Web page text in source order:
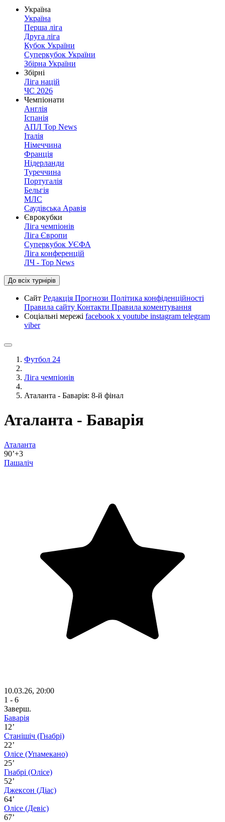
Україна
Україна
Перша ліга
Друга ліга
Кубок України
Суперкубок України
Збірна України
Збірні
Ліга націй
ЧС 2026
Чемпіонати
Англія
Іспанія
АПЛ Top News
Італія
Німеччина
Франція
Нідерланди
Туреччина
Португалія
Бельгія
МЛС
Саудівська Аравія
Єврокубки
Ліга чемпіонів
Ліга Європи
Суперкубок УЄФА
Ліга конференцій
ЛЧ - Top News
До всіх турнірів
Сайт Редакція Прогнози Політика конфіденційності
Правила сайту Контакти Правила коментування
Соціальні мережі facebook x youtube instagram telegram
viber
Футбол 24
Ліга чемпіонів
Аталанта - Баварія: 8-й фінал
Аталанта - Баварія
Аталанта
90’+3
Пашаліч
10.03.26, 20:00
1 - 6
Заверш.
Баварія
12’
Станішіч (Гнабрі)
22’
Олісе (Упамекано)
25’
Гнабрі (Олісе)
52’
Джексон (Діас)
64’
Олісе (Девіс)
67’